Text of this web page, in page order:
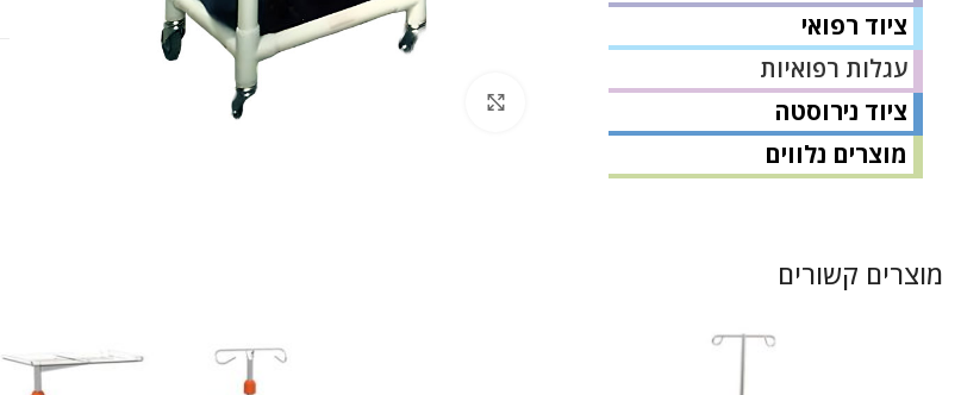
ציוד רפואי
עגלות רפואיות
ציוד נירוסטה
מוצרים נלווים
מוצרים קשורים